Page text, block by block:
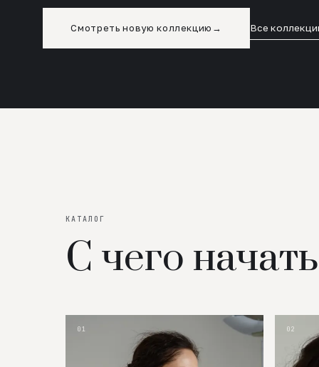
Смотреть новую коллекцию → Все
КАТАЛОГ
С чего начать
01 02